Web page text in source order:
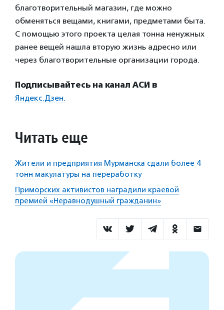
благотворительный магазин, где можно
обменяться вещами, книгами, предметами быта.
С помощью этого проекта целая тонна ненужных
ранее вещей нашла вторую жизнь адресно или
через благотворительные организации города.
Подписывайтесь на канал АСИ в
Яндекс.Дзен.
Читать еще
Жители и предприятия Мурманска сдали более 4
тонн макулатуры на переработку
Приморских активистов наградили краевой
премией «Неравнодушный гражданин»